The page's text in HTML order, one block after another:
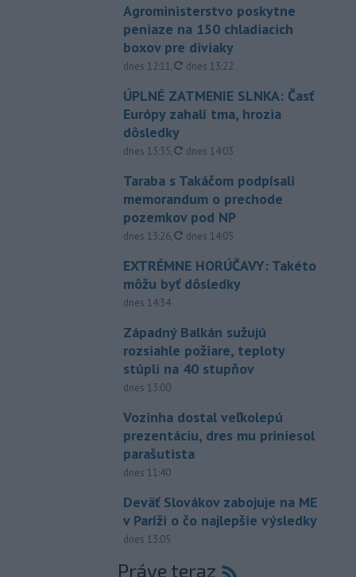
Agroministerstvo poskytne
peniaze na 150 chladiacich
boxov pre diviaky
dnes 12:11, aktualizované
dnes 13:22
ÚPLNÉ ZATMENIE SLNKA: Časť
Európy zahalí tma, hrozia
dôsledky
dnes 13:35, aktualizované
dnes 14:03
Taraba s Takáčom podpísali
memorandum o prechode
pozemkov pod NP
dnes 13:26, aktualizované
dnes 14:05
EXTRÉMNE HORÚČAVY: Takéto
môžu byť dôsledky
dnes 14:34
Západný Balkán sužujú
rozsiahle požiare, teploty
stúpli na 40 stupňov
dnes 13:00
Vozinha dostal veľkolepú
prezentáciu, dres mu priniesol
parašutista
dnes 11:40
Deväť Slovákov zabojuje na ME
v Paríži o čo najlepšie výsledky
dnes 13:05
Práve teraz